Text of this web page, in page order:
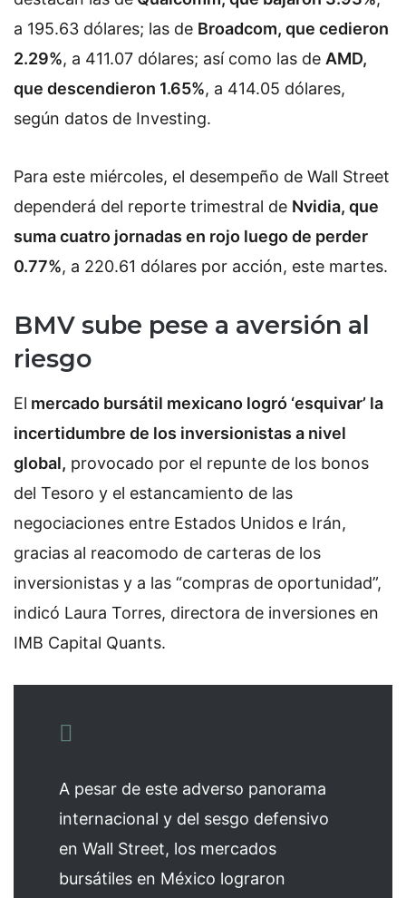
a 195.63 dólares; las de Broadcom, que cedieron
2.29%, a 411.07 dólares; así como las de AMD,
que descendieron 1.65%, a 414.05 dólares,
según datos de Investing.
Para este miércoles, el desempeño de Wall Street
dependerá del reporte trimestral de Nvidia, que
suma cuatro jornadas en rojo luego de perder
0.77%, a 220.61 dólares por acción, este martes.
BMV sube pese a aversión al
riesgo
El mercado bursátil mexicano logró ‘esquivar’ la
incertidumbre de los inversionistas a nivel
global, provocado por el repunte de los bonos
del Tesoro y el estancamiento de las
negociaciones entre Estados Unidos e Irán,
gracias al reacomodo de carteras de los
inversionistas y a las “compras de oportunidad”,
indicó Laura Torres, directora de inversiones en
IMB Capital Quants.
A pesar de este adverso panorama
internacional y del sesgo defensivo
en Wall Street, los mercados
bursátiles en México lograron